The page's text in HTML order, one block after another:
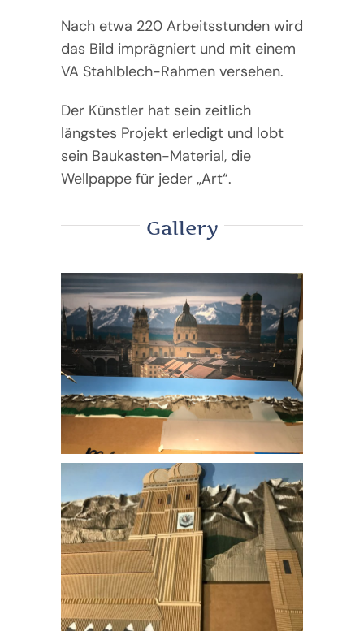
Nach etwa 220 Arbeitsstunden wird
das Bild imprägniert und mit einem
VA Stahlblech-Rahmen versehen.
Der Künstler hat sein zeitlich
längstes Projekt erledigt und lobt
sein Baukasten-Material, die
Wellpappe für jeder „Art“.
Gallery